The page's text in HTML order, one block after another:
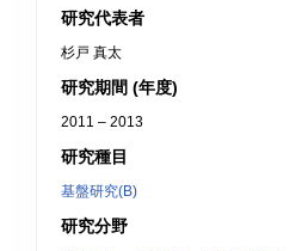
研究代表者
杉戸 真太
研究期間 (年度)
2011 – 2013
研究種目
基盤研究(B)
研究分野